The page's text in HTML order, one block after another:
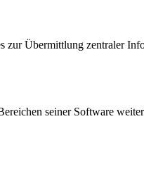
zur Übermittlung zentraler
seiner Software